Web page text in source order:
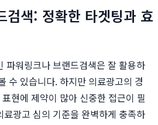
검색: 정확한 타겟팅과 효
파워링크나 브랜드검색은 잘 활용하
수 있습니다. 하지만 의료광고의 경
현에 제약이 많아 신중한 접근이 필
광고 심의 기준을 완벽하게 충족하